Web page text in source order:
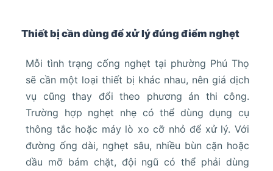
Thiết bị cần dùng để xử lý đúng điểm nghẹt
Mỗi tình trạng cống nghẹt tại phường Phú Thọ
sẽ cần một loại thiết bị khác nhau, nên giá dịch
vụ cũng thay đổi theo phương án thi công.
Trường hợp nghẹt nhẹ có thể dùng dụng cụ
thông tắc hoặc máy lò xo cỡ nhỏ để xử lý. Với
đường ống dài, nghẹt sâu, nhiều bùn cặn hoặc
dầu mỡ bám chặt, đội ngũ có thể phải dùng